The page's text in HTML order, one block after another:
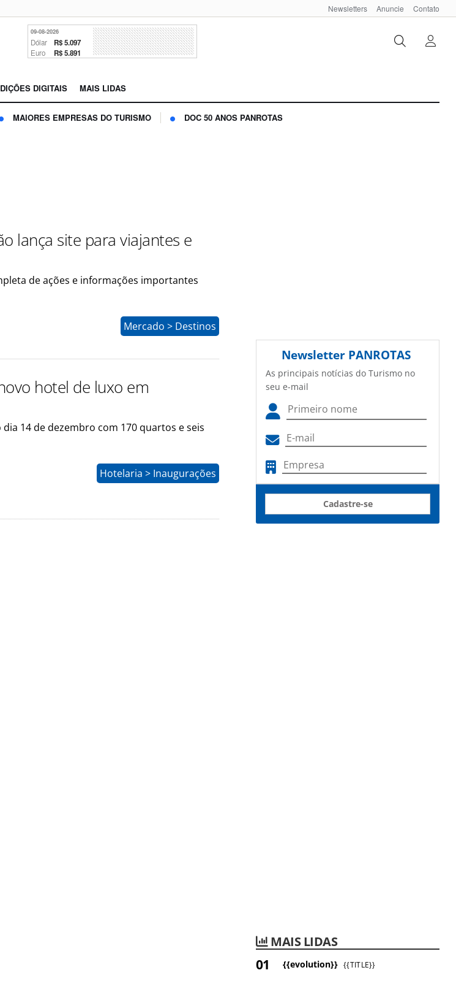
Newsletters Anuncie Contato
09-08-2026
Dólar R$ 5.097
Euro R$ 5.891
DIGITAIS MAIS LIDAS
MAIORES EMPRESAS DO TURISMO DOC 50 ANOS PANROTAS
lança site para viajantes e
de ações e informações importantes
Mercado > Destinos
hotel de luxo em
14 de dezembro com 170 quartos e seis
Hotelaria > Inaugurações
Newsletter PANROTAS
As principais notícias do Turismo no
seu e-mail
Cadastre-se
MAIS LIDAS
{{evolution}} {{TITLE}}